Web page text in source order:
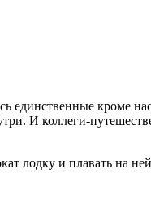
кроме
И коллеги-
лодку и плавать на